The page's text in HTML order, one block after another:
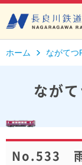
ホーム ながてつ
なが
No.533